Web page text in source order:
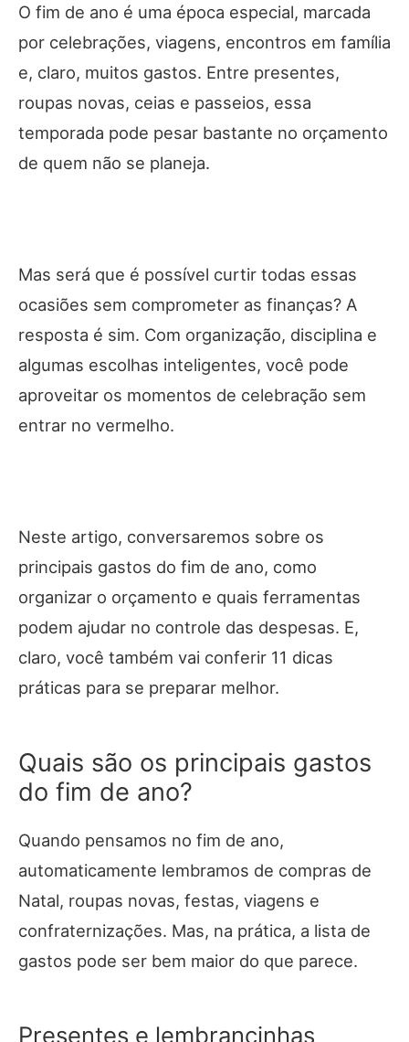
O fim de ano é uma época especial, marcada
por celebrações, viagens, encontros em família
e, claro, muitos gastos. Entre presentes,
roupas novas, ceias e passeios, essa
temporada pode pesar bastante no orçamento
de quem não se planeja.
Mas será que é possível curtir todas essas
ocasiões sem comprometer as finanças? A
resposta é sim. Com organização, disciplina e
algumas escolhas inteligentes, você pode
aproveitar os momentos de celebração sem
entrar no vermelho.
Neste artigo, conversaremos sobre os
principais gastos do fim de ano, como
organizar o orçamento e quais ferramentas
podem ajudar no controle das despesas. E,
claro, você também vai conferir 11 dicas
práticas para se preparar melhor.
Quais são os principais gastos
do fim de ano?
Quando pensamos no fim de ano,
automaticamente lembramos de compras de
Natal, roupas novas, festas, viagens e
confraternizações. Mas, na prática, a lista de
gastos pode ser bem maior do que parece.
Presentes e lembrancinhas